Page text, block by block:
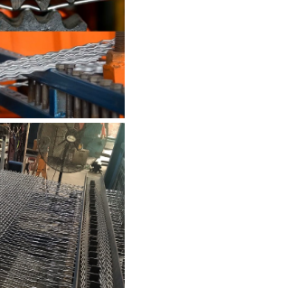
Kim Tín 304 hàn ô
sợi 1.3mm khổ 1m
SP: KTH3041244
Call